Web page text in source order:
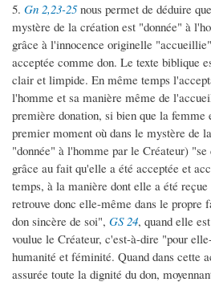
5. Gn 2,23-25nous permet de déduire
mystère de la création est "donnée" à
grâce à l'innocence originelle
acceptée comme don. Le texte biblique
clair et limpide. En même temps
l'homme et sa manière même de
première donation, si bien que la femme
premier moment où dans le mystère de
"donnée" à l'homme par le Créateur)
grâce au fait qu'elle a été acceptée et
temps, à la manière dont elle a été
retrouve donc elle-même dans le propre
don sincère de soi", GS 24, quand elle
voulue le Créateur, c'est-à-dire "pour
humanité et féminité. Quand dans cette
assurée toute la dignité du don,